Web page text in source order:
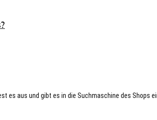
es aus und gibt es in die Suchmaschine des Shops